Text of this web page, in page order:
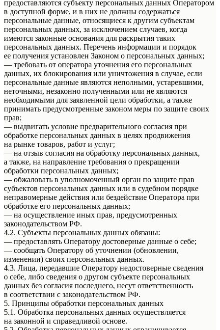
предоставляются субъекту персональных данных Оператором
в доступной форме, и в них не должны содержаться
персональные данные, относящиеся к другим субъектам
персональных данных, за исключением случаев, когда
имеются законные основания для раскрытия таких
персональных данных. Перечень информации и порядок
ее получения установлен Законом о персональных данных;
— требовать от оператора уточнения его персональных
данных, их блокирования или уничтожения в случае, если
персональные данные являются неполными, устаревшими,
неточными, незаконно полученными или не являются
необходимыми для заявленной цели обработки, а также
принимать предусмотренные законом меры по защите своих
прав;
— выдвигать условие предварительного согласия при
обработке персональных данных в целях продвижения
на рынке товаров, работ и услуг;
— на отзыв согласия на обработку персональных данных,
а также, на направление требования о прекращении
обработки персональных данных;
— обжаловать в уполномоченный орган по защите прав
субъектов персональных данных или в судебном порядке
неправомерные действия или бездействие Оператора при
обработке его персональных данных;
— на осуществление иных прав, предусмотренных
законодательством РФ.
4.2. Субъекты персональных данных обязаны:
— предоставлять Оператору достоверные данные о себе;
— сообщать Оператору об уточнении (обновлении,
изменении) своих персональных данных.
4.3. Лица, передавшие Оператору недостоверные сведения
о себе, либо сведения о другом субъекте персональных
данных без согласия последнего, несут ответственность
в соответствии с законодательством РФ.
5. Принципы обработки персональных данных
5.1. Обработка персональных данных осуществляется
на законной и справедливой основе.